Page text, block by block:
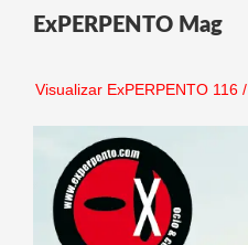
ExPERPENTO Mag
Visualizar ExPERPENTO 116/